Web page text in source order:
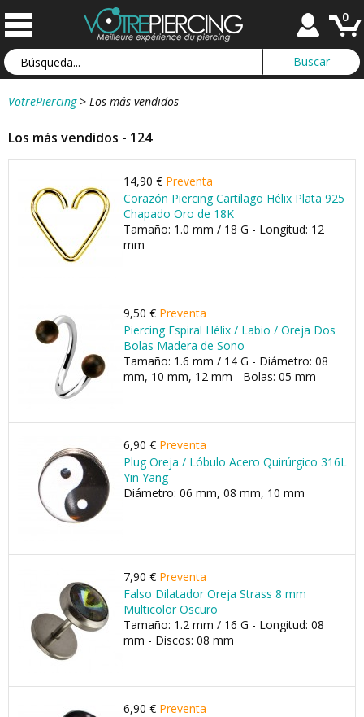
0
VotrePiercing > Los más vendidos
Los más vendidos - 124
14,90 € Preventa
Corazón Piercing Cartílago Hélix Plata 925
Chapado Oro de 18K
Tamaño: 1.0 mm / 18 G - Longitud: 12
mm
9,50 € Preventa
Piercing Espiral Hélix / Labio / Oreja Dos
Bolas Madera de Sono
Tamaño: 1.6 mm / 14 G - Diámetro: 08
mm, 10 mm, 12 mm - Bolas: 05 mm
6,90 € Preventa
Plug Oreja / Lóbulo Acero Quirúrgico 316L
Yin Yang
Diámetro: 06 mm, 08 mm, 10 mm
7,90 € Preventa
Falso Dilatador Oreja Strass 8 mm
Multicolor Oscuro
Tamaño: 1.2 mm / 16 G - Longitud: 08
mm - Discos: 08 mm
6,90 € Preventa